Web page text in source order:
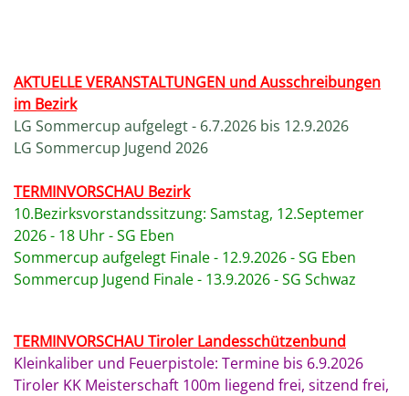
AKTUELLEVERANSTALTUNGEN und Ausschreibungen
im Bezirk
LG Sommercup aufgelegt - 6.7.2026 bis 12.9.2026
LG Sommercup Jugend 2026
TERMINVORSCHAU Bezirk
10.Bezirksvorstandssitzung: Samstag, 12.Septemer
2026 - 18 Uhr - SG Eben
Sommercup aufgelegt Finale - 12.9.2026 - SG Eben
Sommercup Jugend Finale - 13.9.2026 - SG Schwaz
TERMINVORSCHAU Tiroler Landesschützenbund
Kleinkaliber und Feuerpistole: Termine bis 6.9.2026
Tiroler KK Meisterschaft 100m liegend frei, sitzend frei,